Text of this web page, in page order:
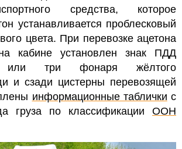
средства, которое
устанавливается проблесковый
цвета. При перевозке ацетона
кабине установлен знак ПДД
или три фонаря жёлтого
и сзади цистерны перевозящей
информационные таблички с
груза по классификации ООН